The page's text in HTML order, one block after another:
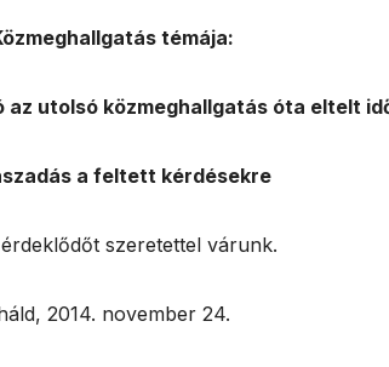
témája:
az utolsó közmeghallgatás óta eltelt
a feltett kérdésekre
szeretettel várunk.
2014. november 24.